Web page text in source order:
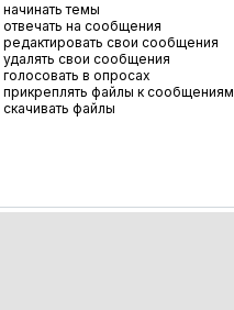
начинать темы
отвечать на сообщения
редактировать свои сообщения
удалять свои сообщения
голосовать в опросах
прикреплять файлы к сообщениям
скачивать файлы